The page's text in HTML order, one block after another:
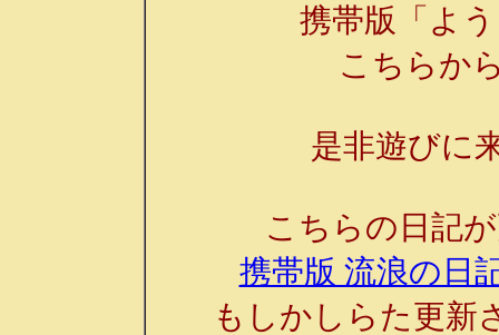
携帯版「よ
こちらか
是非遊びに
こちらの日記
携帯版 流浪の日
もしかしらた更新